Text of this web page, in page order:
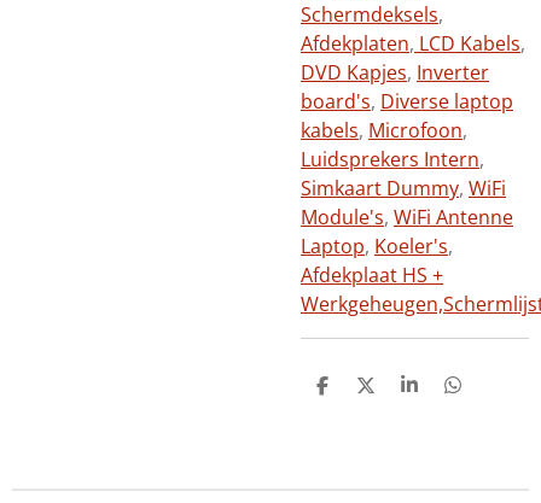
Schermdeksels,
Afdekplaten, LCD Kabels,
DVD Kapjes, Inverter
board's, Diverse laptop
kabels, Microfoon,
Luidsprekers Intern,
Simkaart Dummy, WiFi
Module's, WiFi Antenne
Laptop, Koeler's,
Afdekplaat HS +
Werkgeheugen,
D
D
S
D